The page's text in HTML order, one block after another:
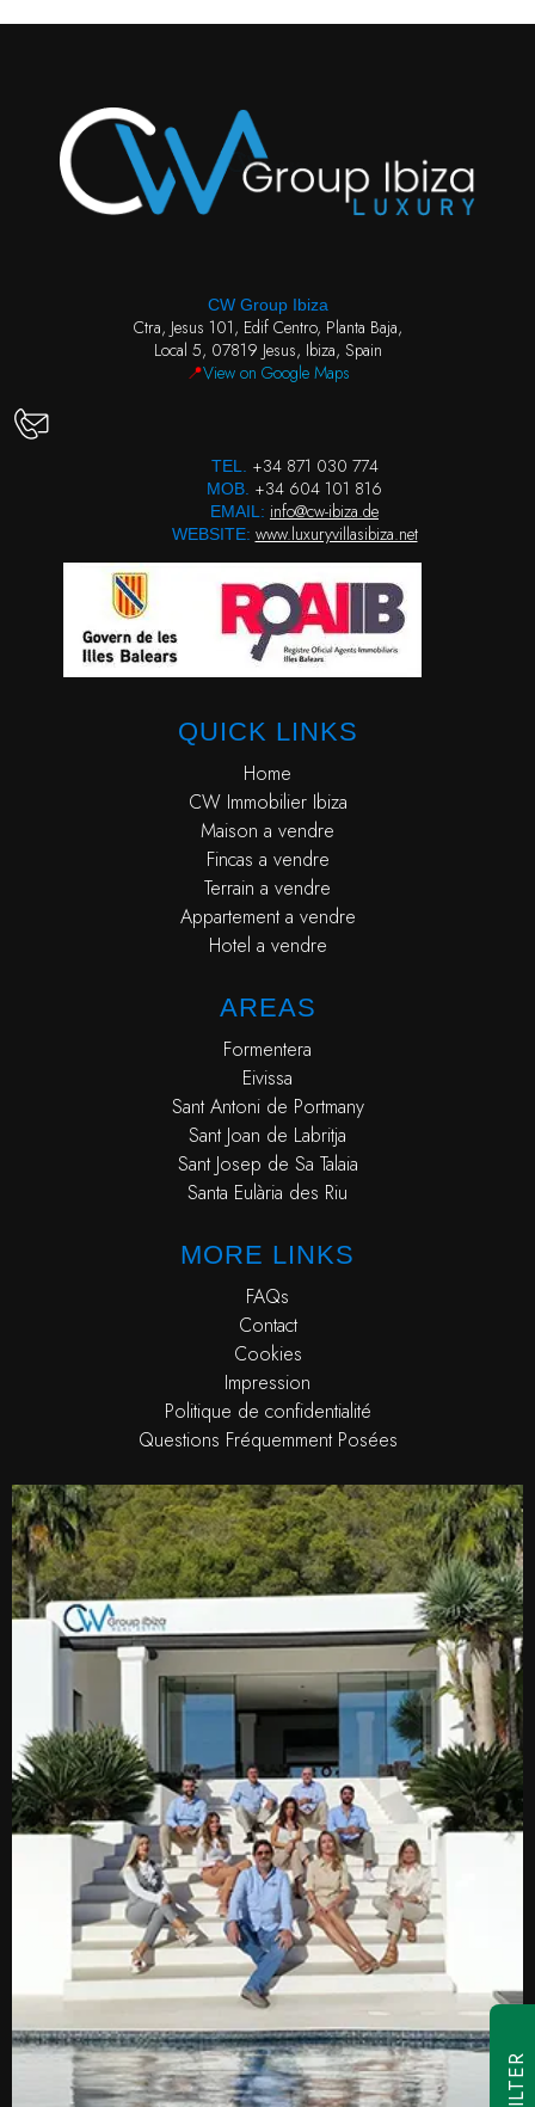
CW Group Ibiza
Ctra, Jesus 101, Edif Centro, Planta Baja,
Local 5, 07819 Jesus, Ibiza, Spain
📍View on Google Maps
TEL. +34 871 030 774
MOB. +34 604 101 816
EMAIL: info@cw-ibiza.de
WEBSITE: www.luxuryvillasibiza.net
QUICK LINKS
Home
CW Immobilier Ibiza
Maison a vendre
Fincas a vendre
Terrain a vendre
Appartement a vendre
Hotel a vendre
AREAS
Formentera
Eivissa
Sant Antoni de Portmany
Sant Joan de Labritja
Sant Josep de Sa Talaia
Santa Eulària des Riu
MORE LINKS
FAQs
Contact
Cookies
Impression
Politique de confidentialité
Questions Fréquemment Posées
FILTER